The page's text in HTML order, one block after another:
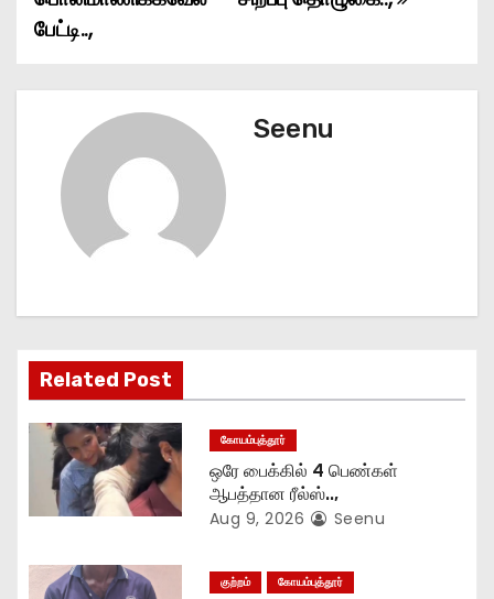
s
t
g
a
t
o
பேட்டி..,
Seenu
Related Post
கோயம்புத்தூர்
ஒரே பைக்கில் 4 பெண்கள்
ஆபத்தான ரீல்ஸ்..,
Aug 9, 2026 Seenu
குற்றம் கோயம்புத்தூர்